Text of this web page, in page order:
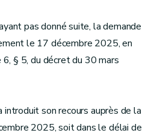
pas donné suite, la demande
le 17 décembre 2025, en
6, § 5, du décret du 30 mars
introduit son recours auprès de la
2025, soit dans le délai de